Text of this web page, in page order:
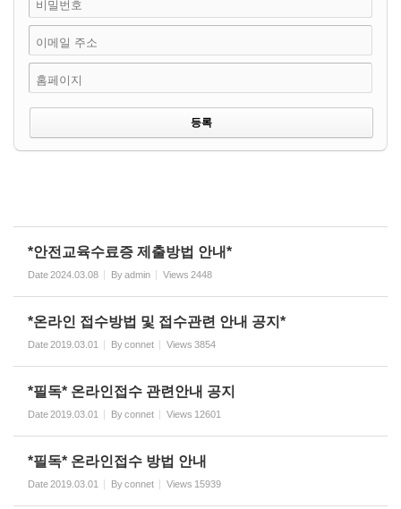
비밀번호
이메일 주소
홈페이지
*안전교육수료증 제출방법 안내*
Date2024.03.08 Byadmin Views 2448
*온라인 접수방법 및 접수관련 안내 공지*
Date2019.03.01 Byconnet Views 3854
*필독* 온라인접수 관련안내 공지
Date2019.03.01 Byconnet Views 12601
*필독* 온라인접수 방법 안내
Date2019.03.01 Byconnet Views 15939